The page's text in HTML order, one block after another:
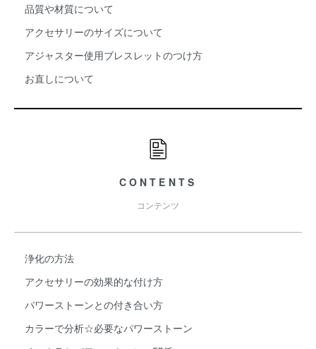
品質や材質について
アクセサリーのサイズについて
アジャスター使用ブレスレットのつけ方
お直しについて
CONTENTS
コンテンツ
浄化の方法
アクセサリーの効果的な付け方
パワーストーンとの付き合い方
カラーで分析☆必要なパワーストーン